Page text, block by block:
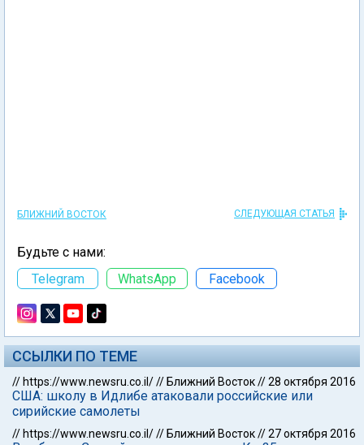
БЛИЖНИЙ ВОСТОК СЛЕДУЮЩАЯ СТАТЬЯ
Будьте с нами:
Telegram
WhatsApp Facebook
ССЫЛКИ ПО ТЕМЕ
// https://www.newsru.co.il/// Ближний Восток//28 октября 2016
США: школу в Идлибе атаковали российские или
сирийские самолеты
// https://www.newsru.co.il/// Ближний Восток//27 октября 2016